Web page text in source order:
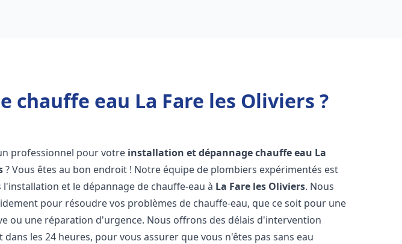
eau La Fare les Oliviers ?
professionnel pour votre installation et dépannage chauffe eau La
? Vous êtes au bon endroit ! Notre équipe de plombiers expérimentés est
l'installation et le dépannage de chauffe-eau à La Fare les Oliviers. Nous
pour résoudre vos problèmes de chauffe-eau, que ce soit pour une
ou une réparation d'urgence. Nous offrons des délais d'intervention
dans les 24 heures, pour vous assurer que vous n'êtes pas sans eau